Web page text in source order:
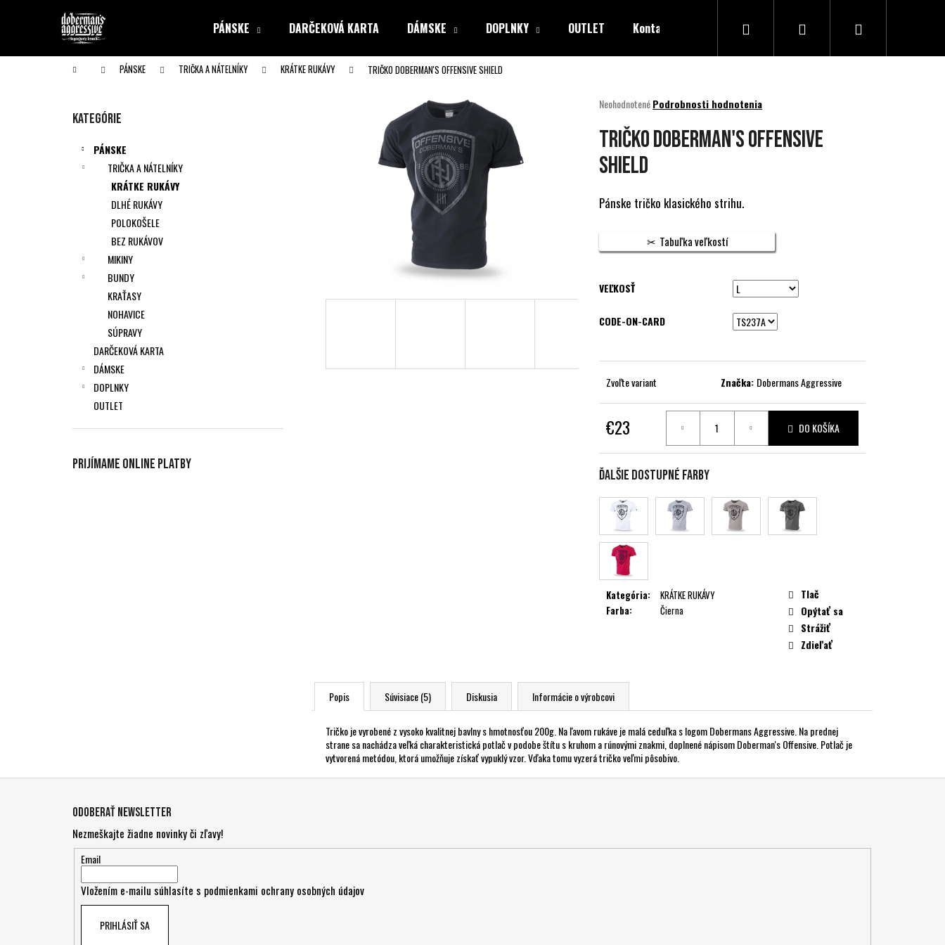
PÁNSKE DARČEKOVÁ KARTA DÁMSKE DOPLNKY OUTLET Kontakty Hľadať PrihlásenieNákupný
Domov PÁNSKE TRIČKA A NÁTELNÍKY KRÁTKE RUKÁVY TRIČKO DOBERMAN'S OFFENSIVE SHIELD
Preskočiť
Kategórie
PÁNSKE
TRIČKA A NÁTELNÍKY
KRÁTKE RUKÁVY
DLHÉ RUKÁVY
POLOKOŠELE
BEZ RUKÁVOV
MIKINY
BUNDY
KRAŤASY
NOHAVICE
SÚPRAVY
DARČEKOVÁ KARTA
DÁMSKE
DOPLNKY
OUTLET
Prijímame online platby
Priemerné
produktu
0,0
z
hviezdičiek.
NeohodnotenéPodrobnosti hodnotenia
TRIČKO DOBERMAN'S OFFENSIVE
SHIELD
Pánske tričko klasického strihu.
Tabuľka veľkostí
VEĽKOSŤ
CODE-ON-CARD
Zvoľte variant Značka: Dobermans Aggressive
€23
cena:
DO KOŠÍKA
Ďalšie dostupné farby
Kategória:
KRÁTKE RUKÁVY
Farba: Čierna
Tlač
Opýtať sa
Strážiť
Zdieľať
Popis Súvisiace (5) Diskusia Informácie o výrobcovi
Tričko je vyrobené z vysoko kvalitnej bavlny s hmotnosťou 200g. Na ľavom rukáve je malá ceduľka s logom Dobermans Aggressive. Na prednej
strane sa nachádza veľká charakteristická potlač v podobe štítu s kruhom a rúnovými znakmi, doplnené nápisom Doberman's Offensive. Potlač je
vytvorená metódou, ktorá umožňuje získať vypuklý vzor. Vďaka tomu vyzerá tričko veľmi pôsobivo.
í
Späť
do obchodu
Späť
do obchodu
Čo potrebujete nájsť?
HĽADAŤ
Odporúčame
Odoberať newsletter
Nezmeškajte žiadne novinky či zľavy!
Email
Vložením e-mailu súhlasíte s podmienkami ochrany osobných údajov
PRIHLÁSIŤ SA